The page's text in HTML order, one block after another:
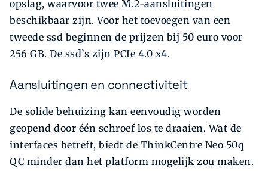
opslag, waarvoor twee M.2-aansluitingen
beschikbaar zijn. Voor het toevoegen van een
tweede ssd beginnen de prijzen bij 50 euro voor
256 GB. De ssd’s zijn PCIe 4.0 x4.
Aansluitingen en connectiviteit
De solide behuizing kan eenvoudig worden
geopend door één schroef los te draaien. Wat de
interfaces betreft, biedt de ThinkCentre Neo 50q
QC minder dan het platform mogelijk zou maken.